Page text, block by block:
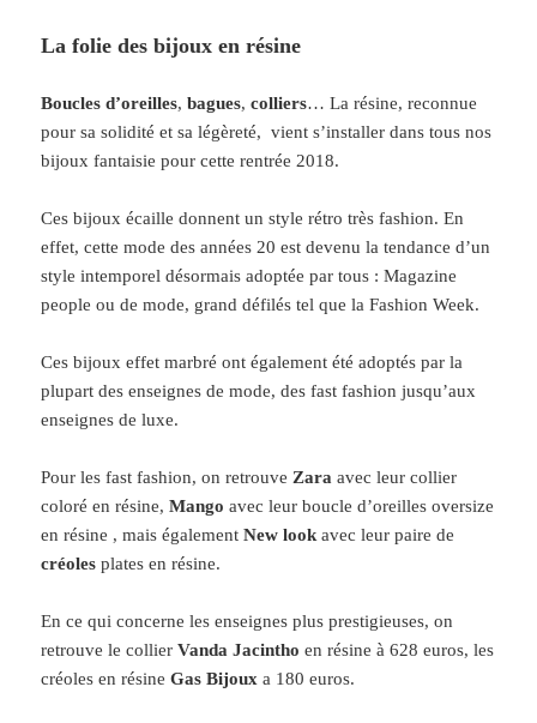
La folie des bijoux en résine
Boucles d’oreilles,bagues,colliers… La résine, reconnue
pour sa solidité et sa légèreté, vient s’installer dans tous nos
bijoux fantaisie pour cette rentrée 2018.
Ces bijoux écaille donnent un style rétro très fashion. En
effet, cette mode des années 20 est devenu la tendance d’un
style intemporel désormais adoptée par tous : Magazine
people ou de mode, grand défilés tel que la Fashion Week.
Ces bijoux effet marbré ont également été adoptés par la
plupart des enseignes de mode, des fast fashion jusqu’aux
enseignes de luxe.
Pour les fast fashion, on retrouve Zara avec leur collier
coloré en résine,Mango avec leur boucle d’oreilles oversize
en résine , mais égalementNew lookavec leur paire de
créoles plates en résine.
En ce qui concerne les enseignes plus prestigieuses, on
retrouve le collierVanda Jacinthoen résine à 628 euros, les
créoles en résineGas Bijoux a 180 euros.